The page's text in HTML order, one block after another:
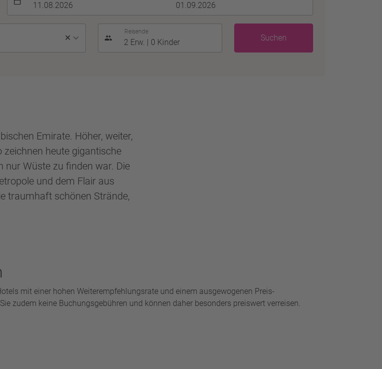
✕
Reisende
Suchen
Emirate. Höher, weiter,
heute gigantische
nur Wüste zu finden war. Die
und dem Flair aus
traumhaft schönen Strände,
mit einer hohen Weiterempfehlungsrate und einem ausgewogenen Preis-
zudem keine Buchungsgebühren und können daher besonders preiswert verreisen.